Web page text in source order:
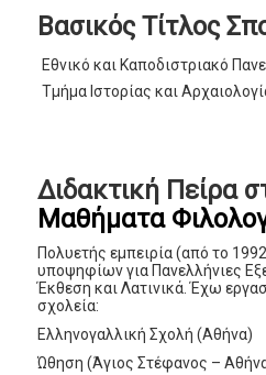
Βασικός Τίτλος
Εθνικό και Καποδιστριακό
Τμήμα Ιστορίας και
Διδακτική Πείρα
Μαθήματα
Πολυετής εμπειρία (από το
υποψηφίων για Πανελλήνιες
Έκθεση και Λατινικά. Έχω
σχολεία:
Ελληνογαλλική Σχολή (Αθήνα)
Ώθηση (Άγιος Στέφανος –